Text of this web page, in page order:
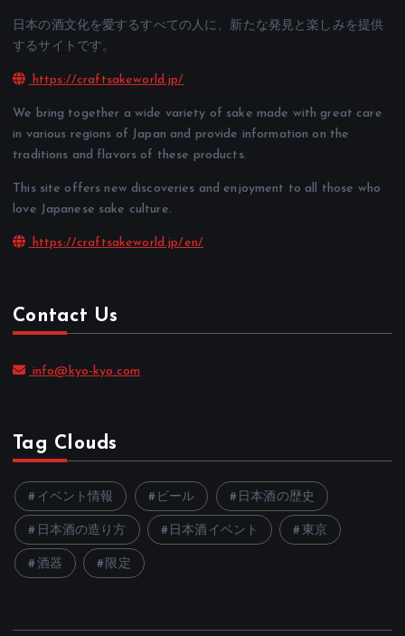
日本の酒文化を愛するすべての人に、新たな発見と楽しみを提供
するサイトです。
https://craftsakeworld.jp/
We bring together a wide variety of sake made with great care
in various regions of Japan and provide information on the
traditions and flavors of these products.
This site offers new discoveries and enjoyment to all those who
love Japanese sake culture.
https://craftsakeworld.jp/en/
Contact Us
info@kyo-kyo.com
Tag Clouds
イベント情報 ビール 日本酒の歴史
日本酒の造り方 日本酒イベント 東京
酒器 限定